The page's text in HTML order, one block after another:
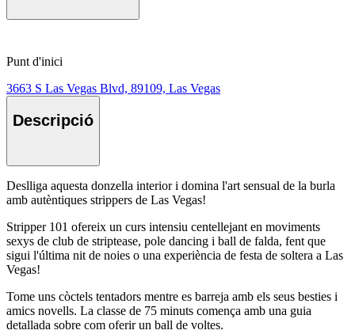
Punt d'inici
3663 S Las Vegas Blvd, 89109, Las Vegas
Descripció
Deslliga aquesta donzella interior i domina l'art sensual de la burla
amb autèntiques strippers de Las Vegas!
Stripper 101 ofereix un curs intensiu centellejant en moviments
sexys de club de striptease, pole dancing i ball de falda, fent que
sigui l'última nit de noies o una experiència de festa de soltera a Las
Vegas!
Tome uns còctels tentadors mentre es barreja amb els seus besties i
amics novells. La classe de 75 minuts comença amb una guia
detallada sobre com oferir un ball de voltes.